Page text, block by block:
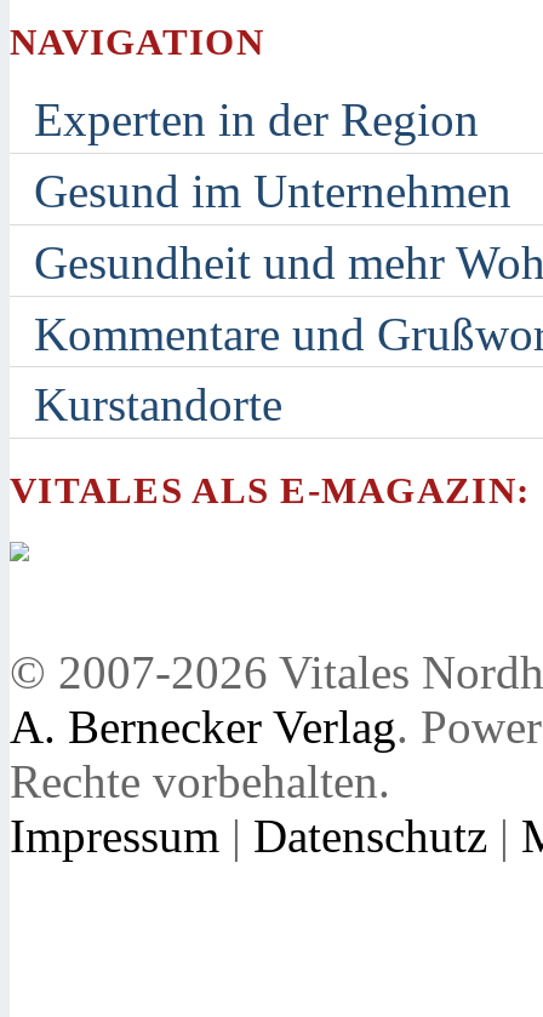
NAVIGATION
Experten in der Region
Gesund im Unternehmen
Gesundheit und mehr
Kommentare und
Kurstandorte
VITALES ALS E-MAGAZIN:
© 2007-2026 Vitales
A. Bernecker Verlag.
Rechte vorbehalten.
Impressum | Datenschutz |